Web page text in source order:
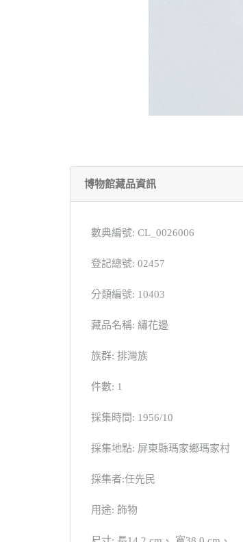
博物館藏品資訊
數典編號: CL_0026006
登記總號: 02457
分類編號: 10403
藏品名稱: 繡花邊
族群: 排灣族
件數: 1
採集時間: 1956/10
採集地點: 屏東縣瑪家鄉瑪家村
採集者:任先民
用途: 飾物